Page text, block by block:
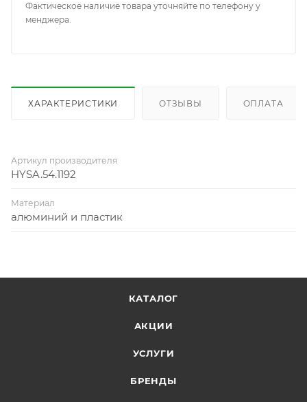
Фактическое наличие товара уточняйте по телефону у
менджера.
ХАРАКТЕРИСТИКИ ОТЗЫВЫ ОПЛАТА
Артикул производителя
HYSA.54.1192
Материал
алюминий и пластик
КАТАЛОГ
АКЦИИ
УСЛУГИ
БРЕНДЫ